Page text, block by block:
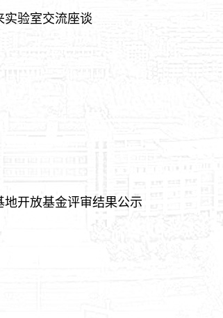
实验室交流座谈
开放基金评审结果公示